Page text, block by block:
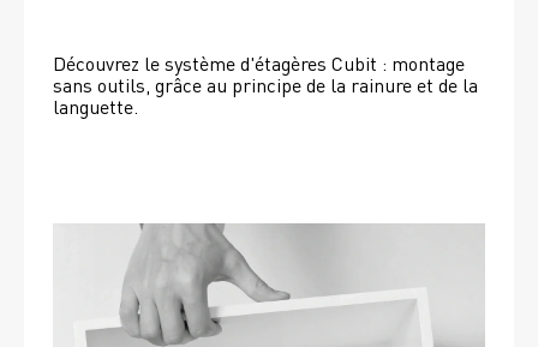
Découvrez le système d'étagères Cubit : montage
sans outils, grâce au principe de la rainure et de la
languette.